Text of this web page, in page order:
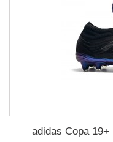
adidas Copa